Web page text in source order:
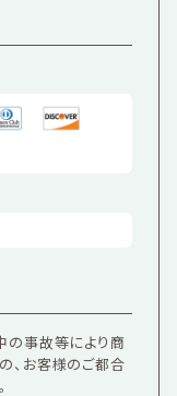
の事故等により商
、お客様のご都合